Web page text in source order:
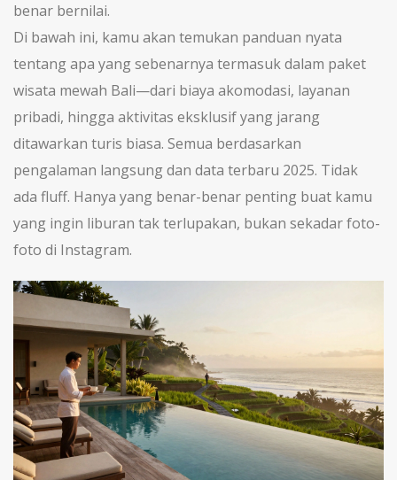
benar bernilai.
Di bawah ini, kamu akan temukan panduan nyata
tentang apa yang sebenarnya termasuk dalam paket
wisata mewah Bali—dari biaya akomodasi, layanan
pribadi, hingga aktivitas eksklusif yang jarang
ditawarkan turis biasa. Semua berdasarkan
pengalaman langsung dan data terbaru 2025. Tidak
ada fluff. Hanya yang benar-benar penting buat kamu
yang ingin liburan tak terlupakan, bukan sekadar foto-
foto di Instagram.